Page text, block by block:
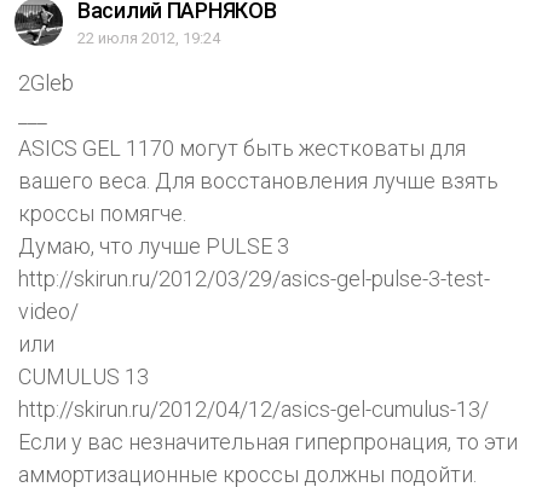
Василий ПАРНЯКОВ
22 июля 2012, 19:24
2Gleb
ASICS GEL 1170 могут быть жестковаты для
вашего веса. Для восстановления лучше взять
кроссы помягче.
Думаю, что лучше PULSE 3
http://skirun.ru/2012/03/29/asics-gel-pulse-3-test-
video/
или
CUMULUS 13
http://skirun.ru/2012/04/12/asics-gel-cumulus-13/
Если у вас незначительная гиперпронация, то эти
аммортизационные кроссы должны подойти.